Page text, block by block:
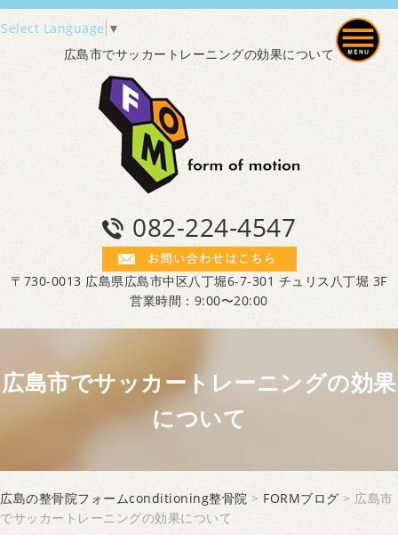
Select Language ▼
広島市でサッカートレーニングの効果について
082-224-4547
〒730-0013 広島県広島市中区八丁堀6-7-301 チュリス八丁堀 3F
営業時間：9:00〜20:00
広島市でサッカートレーニングの効果
について
広島の整骨院フォームconditioning整骨院 > FORMブログ > 広島市
でサッカートレーニングの効果について